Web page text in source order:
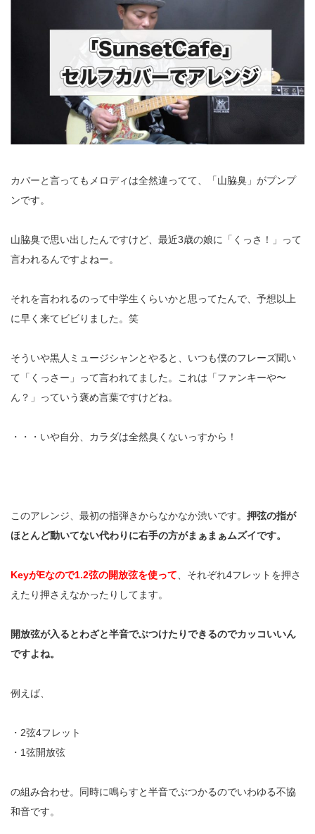
カバーと言ってもメロディは全然違ってて、「山脇臭」がプンプ
ンです。
山脇臭で思い出したんですけど、最近3歳の娘に「くっさ！」って
言われるんですよねー。
それを言われるのって中学生くらいかと思ってたんで、予想以上
に早く来てビビりました。笑
そういや黒人ミュージシャンとやると、いつも僕のフレーズ聞い
て「くっさー」って言われてました。これは「ファンキーや〜
ん？」っていう褒め言葉ですけどね。
・・・いや自分、カラダは全然臭くないっすから！
このアレンジ、最初の指弾きからなかなか渋いです。 押弦の指が
ほとんど動いてない代わりに右手の方がまぁまぁムズイです。
KeyがEなので1.2弦の開放弦を使って 、それぞれ4フレットを押さ
えたり押さえなかったりしてます。
開放弦が入るとわざと半音でぶつけたりできるのでカッコいいん
ですよね。
例えば、
・2弦4フレット
・1弦開放弦
の組み合わせ。同時に鳴らすと半音でぶつかるのでいわゆる不協
和音です。